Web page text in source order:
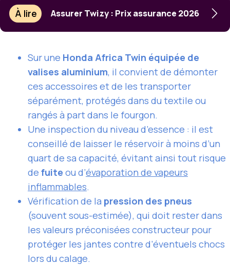
À lire Assurer Twizy : Prix assurance 2026
Sur une Honda Africa Twin équipée de
valises aluminium, il convient de démonter
ces accessoires et de les transporter
séparément, protégés dans du textile ou
rangés à part dans le fourgon.
Une inspection du niveau d’essence : il est
conseillé de laisser le réservoir à moins d’un
quart de sa capacité, évitant ainsi tout risque
de fuite ou d’évaporation de vapeurs
inflammables.
Vérification de la pression des pneus
(souvent sous-estimée), qui doit rester dans
les valeurs préconisées constructeur pour
protéger les jantes contre d’éventuels chocs
lors du calage.